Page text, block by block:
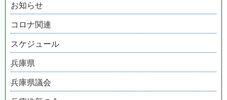
お知らせ
コロナ関連
スケジュール
兵庫県
兵庫県議会